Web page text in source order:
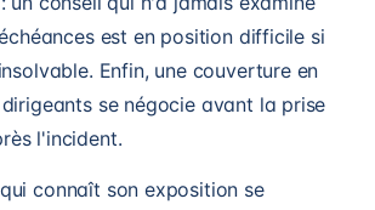
est en position difficile si
Enfin, une couverture en
se négocie avant la prise
l'incident.
connaît son exposition se